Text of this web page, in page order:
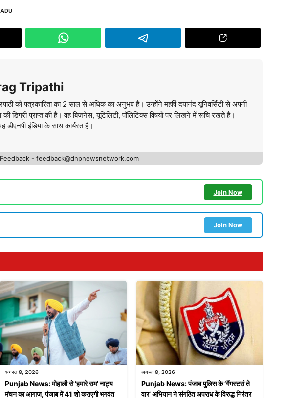
Tripathi
को पत्रकारिता का 2 साल से अधिक का अनुभव है। उन्होंने महर्षि दयानंद यूनिवर्सिटी से अपनी
की डिग्री प्राप्त की है। वह बिजनेस, यूटिलिटी, पॉलिटिक्स विषयों पर लिखने में रूचि रखते है।
डीएनपी इंडिया के साथ कार्यरत है।
- feedback@dnpnewsnetwork.com
Join Now
Join Now
अगस्त 8, 2026
Punjab News: मोहाली से ‘हमारे राम’ नाट्य
मंचन का आगाज, पंजाब में 41 शो कराएगी भगवंत
अगस्त 8, 2026
Punjab News: पंजाब पुलिस के ‘गैंगस्टरां ते
वार’ अभियान ने संगठित अपराध के विरुद्ध निरंतर